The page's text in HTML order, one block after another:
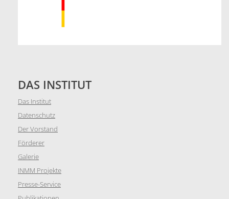
DAS INSTITUT
Das Institut
Datenschutz
Der Vorstand
Förderer
Galerie
INMM Projekte
Presse-Service